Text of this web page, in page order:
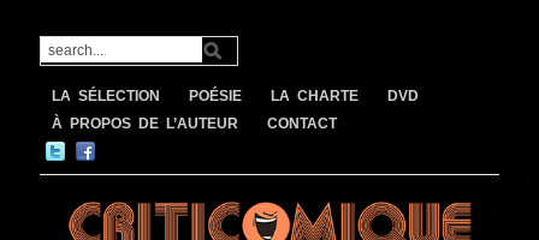
LA SÉLECTION POÉSIE LA CHARTE
DVD
À PROPOS DE L’AUTEUR
CONTACT